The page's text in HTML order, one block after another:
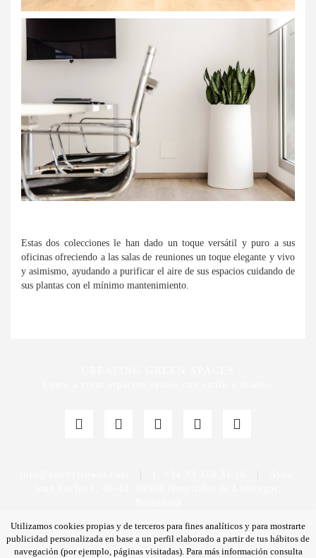
Estas dos colecciones le han dado un toque versátil y puro a sus
oficinas ofreciendo a las salas de reuniones un toque elegante y vivo
y asimismo, ayudando a purificar el aire de sus espacios cuidando de
sus plantas con el mínimo mantenimiento.
Utilizamos cookies propias y de terceros para fines analíticos y para mostrarte
publicidad personalizada en base a un perfil elaborado a partir de tus hábitos de
navegación (por ejemplo, páginas visitadas). Para más información consulta